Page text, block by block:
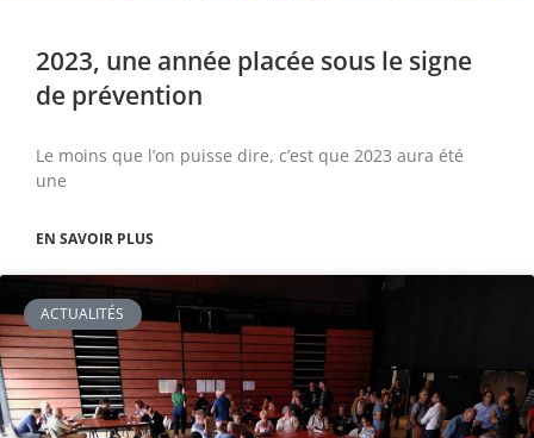
2023, une année placée sous le signe
de prévention
Le moins que l’on puisse dire, c’est que 2023 aura été
une
EN SAVOIR PLUS
ACTUALITÉS